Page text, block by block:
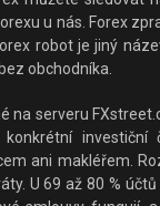
u nás. Forex
robot je jiný
obchodníka.
na serveru
investiční
ani makléřem.
U 69 až 80 %